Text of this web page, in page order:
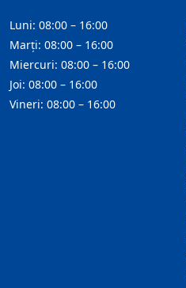
Luni: 08:00 – 16:00
Marți: 08:00 – 16:00
Miercuri: 08:00 – 16:00
Joi: 08:00 – 16:00
Vineri: 08:00 – 16:00